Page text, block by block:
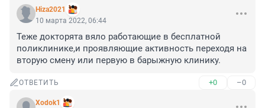
Hiza2021
10 марта 2022, 06:44
Теже докторята вяло работающие в бесплатной
поликлинике,и проявляющие активность переходя на
вторую смену или первую в барыжную клинику.
ОТВЕТИТЬ +0 –0
Xodok1